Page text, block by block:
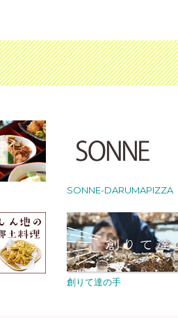
SONNE-DARUMAPIZZA
創りて達の手